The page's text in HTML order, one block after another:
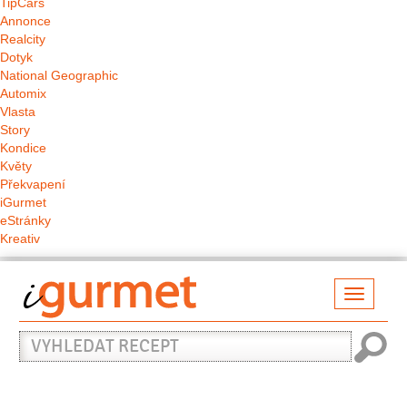
Annonce
Realcity
Dotyk
National Geographic
Automix
Vlasta
Story
Kondice
Květy
Překvapení
iGurmet
eStránky
Kreativ
Vyhledat
recept